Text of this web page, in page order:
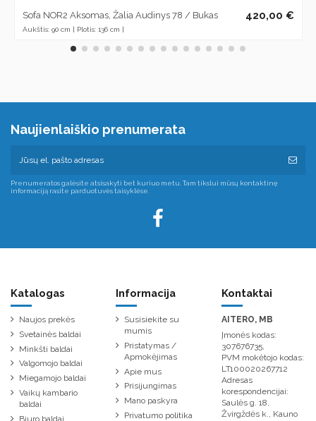
Sofa NOR2 Aksomas, Žalia Audinys 78 / Bukas
Aukštis: 90 cm | Plotis: 136 cm |
420,00 €
Naujienlaiškio prenumerata
Prenumeratos galėsite atsisakyti bet kuriuo metu. Tam tikslui mūsų kontaktinę
informaciją rasite parduotuvės taisyklėse.
Katalogas
Naujos prekės
Svetainės baldai
Minkšti baldai
Valgomojo baldai
Miegamojo baldai
Vaikų kambario
baldai
Biuro baldai
Informacija
Susisiekite su
mumis
Pristatymas /
Apmokėjimas
Apie mus
Prisijungimas
Mano paskyra
Privatumo politika
Kontaktai
AITERO, MB
Įmonės kodas:
307676735,
PVM mokėtojo kodas:
LT100020267712
Adresas
korespondencijai:
Saulės g. 18,
Žvirgždės k., Kauno